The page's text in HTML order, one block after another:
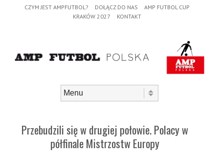
CZYM JEST AMPFUTBOL? DOŁĄCZ DO NAS
AMP FUTBOL CUP
KRAKÓW 2027
KONTAKT
Przebudzili się w drugiej połowie. Polacy w
półfinale Mistrzostw Europy